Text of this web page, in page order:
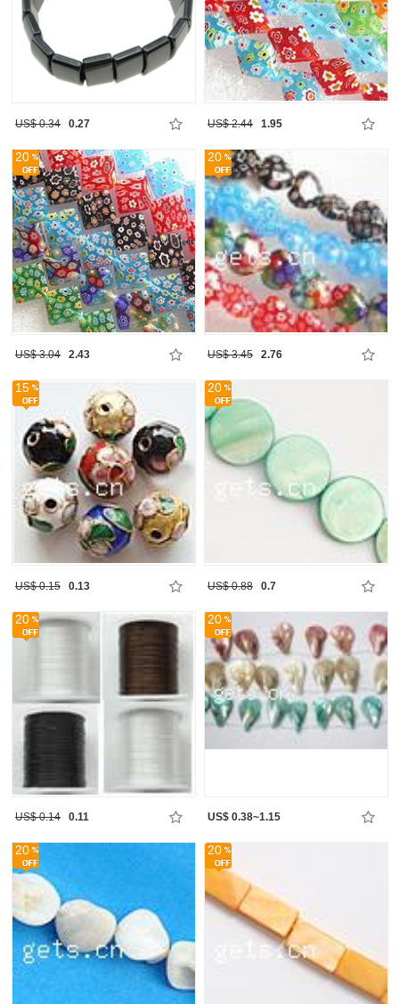
US$ 0.34 0.27 US$ 2.44 1.95
20
US$ 3.04 2.43
20
US$ 3.45 2.76
15
US$ 0.15 0.13
20
US$ 0.88 0.7
20
US$ 0.14 0.11
20
US$ 0.38~1.15
20 20